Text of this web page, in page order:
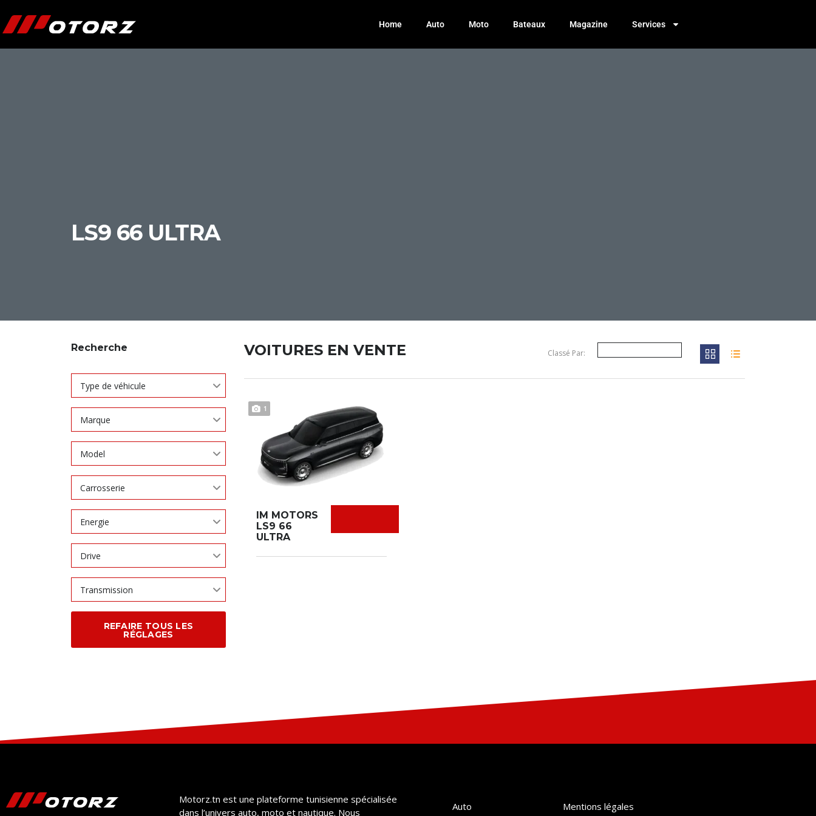
Home Auto Moto Bateaux Magazine Services
LS9 66 ULTRA
Recherche
Type de véhicule
Marque
Model
Carrosserie
Energie
Drive
Transmission
REFAIRE TOUS LES
RÉGLAGES
VOITURES EN VENTE Classé Par:
1
IM MOTORS
LS9 66
ULTRA
Motorz.tn est une plateforme tunisienne spécialisée
dans l’univers auto, moto et nautique. Nous
Auto Mentions légales